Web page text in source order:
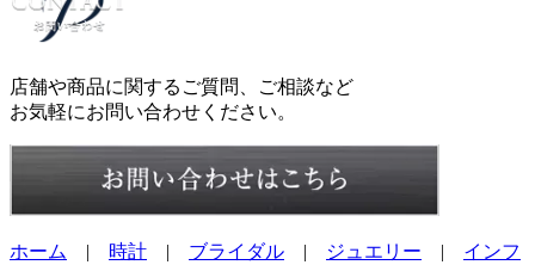
店舗や商品に関するご質問、ご相談など
お気軽にお問い合わせください。
ホーム | 時計 | ブライダル | ジュエリー | インフ